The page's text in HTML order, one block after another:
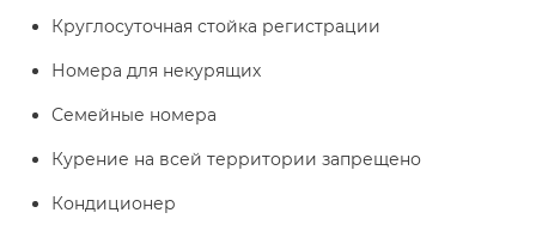
Круглосуточная стойка регистрации
Номера для некурящих
Семейные номера
Курение на всей территории запрещено
Кондиционер